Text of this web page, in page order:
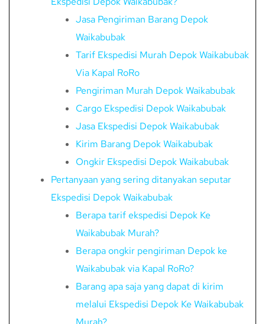
Jasa Pengiriman Barang Depok
Waikabubak
Tarif Ekspedisi Murah Depok Waikabubak
Via Kapal RoRo
Pengiriman Murah Depok Waikabubak
Cargo Ekspedisi Depok Waikabubak
Jasa Ekspedisi Depok Waikabubak
Kirim Barang Depok Waikabubak
Ongkir Ekspedisi Depok Waikabubak
Pertanyaan yang sering ditanyakan seputar
Ekspedisi Depok Waikabubak
Berapa tarif ekspedisi Depok Ke
Waikabubak Murah?
Berapa ongkir pengiriman Depok ke
Waikabubak via Kapal RoRo?
Barang apa saja yang dapat di kirim
melalui Ekspedisi Depok Ke Waikabubak